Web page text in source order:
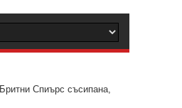
Бритни Спиърс съсипана,